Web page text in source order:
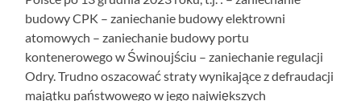
budowy CPK – zaniechanie budowy elektrowni
atomowych – zaniechanie budowy portu
kontenerowego w Świnoujściu – zaniechanie regulacji
Odry. Trudno oszacować straty wynikające z defraudacji
majątku państwowego w jego największych